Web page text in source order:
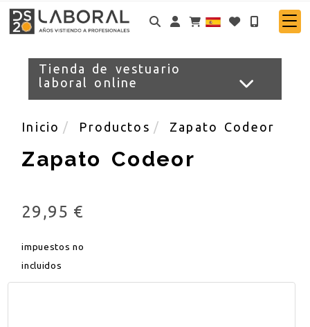
Identifícate
Tienda de vestuario
laboral online
Inicio Productos Zapato Codeor
Zapato Codeor
29,95 €
impuestos no
incluidos